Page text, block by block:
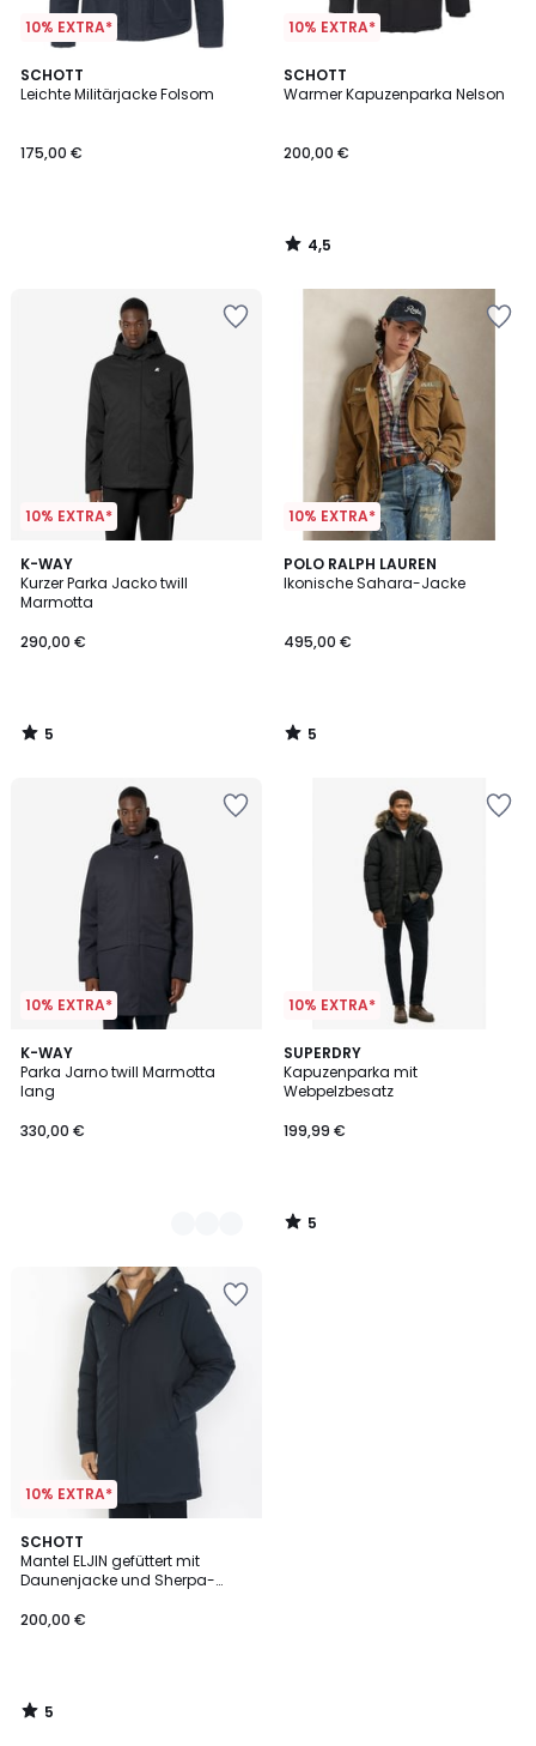
10% EXTRA*
SCHOTT
Leichte Militärjacke Folsom
175,00 €
10% EXTRA*
SCHOTT
Warmer Kapuzenparka Nelson
200,00 €
4,5
/ 5
4,5
/
10% EXTRA*
K-WAY
Kurzer Parka Jacko twill
Marmotta
290,00 €
5
/
5
5
/
10% EXTRA*
POLO RALPH LAUREN
Ikonische Sahara-Jacke
495,00 €
5
/
5
/
10% EXTRA*
K-WAY
Parka Jarno twill Marmotta
lang
330,00 €
2
Farben
10% EXTRA*
SUPERDRY
Kapuzenparka mit
Webpelzbesatz
199,99 €
5
/
5
5
/
10% EXTRA*
SCHOTT
Mantel ELJIN gefüttert mit
Daunenjacke und Sherpa-
200,00 €
5
/
5
5
/